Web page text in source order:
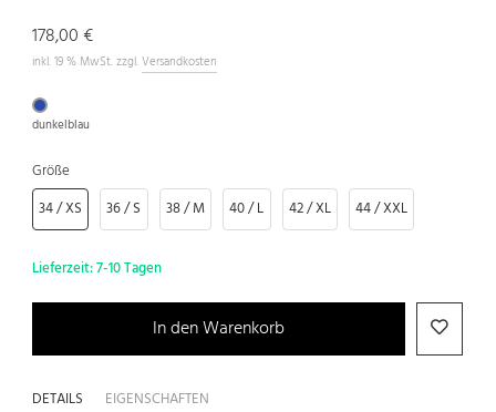
178,00 €
inkl. 19 % MwSt. zzgl. Versandkosten
dunkelblau
Größe
34 / XS
36 / S 38 / M 40 / L 42 / XL 44 / XXL
Lieferzeit:7-10 Tagen
In den Warenkorb
DETAILS EIGENSCHAFTEN